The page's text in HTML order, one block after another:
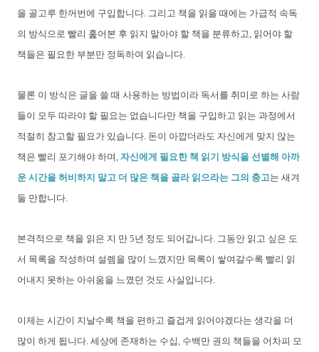
을 골고루 한꺼번에 구입합니다. 그리고 책을 읽을 때에는 가급적 속독
의 방식으로 빨리 훑어본 후 읽지 말아야 할 책을 분류하고, 읽어야 할
책들은 필요한 부분만 정독하여 읽습니다.
물론 이 방식은 글을 쓸 때 사용하는 방법이라 독서를 취미로 하는 사람
들이 모두 따라야 할 필요는 없습니다만 책을 구입하고 읽는 과정에서
적절히 참고할 필요가 있습니다. 돈이 아깝더라도 자신에게 맞지 않는
책은 빨리 포기해야 하며, 자신에게 필요한 책 읽기 방식을 선별해 아까
운 시간을 허비하지 말고 더 많은 책을 골라 읽으라는 그의 충고는 새겨
둘 만합니다.
본격적으로 책을 읽은 지 만 5년 정도 되어갑니다. 그동안 읽고 싶은 도
서 목록을 작성하며 설렘을 많이 느꼈지만 목록이 쌓여갈수록 빨리 읽
어내지 못하는 아쉬움을 느꼈던 것도 사실입니다.
이제는 시간이 지날수록 책을 편하고 즐겁게 읽어야겠다는 생각을 더
많이 하게 됩니다. 세상에 존재하는 수십, 수백만 권의 책들을 어차피 모